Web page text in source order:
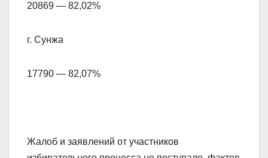
20869 — 82,02%
г. Сунжа
17790 — 82,07%
Жалоб и заявлений от участников